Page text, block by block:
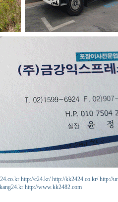
http://c24.kr/ http://kk2424.co.kr/ http://
http://www.kk2482.com